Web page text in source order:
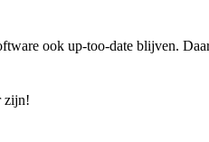
ook up-too-date blijven.
zijn!